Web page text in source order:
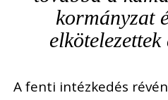
kormányzat
Afenti intézkedés